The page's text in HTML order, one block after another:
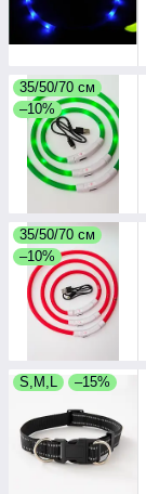
35/50/70 см
–10%
35/50/70 см
–10%
S,M,L –15%